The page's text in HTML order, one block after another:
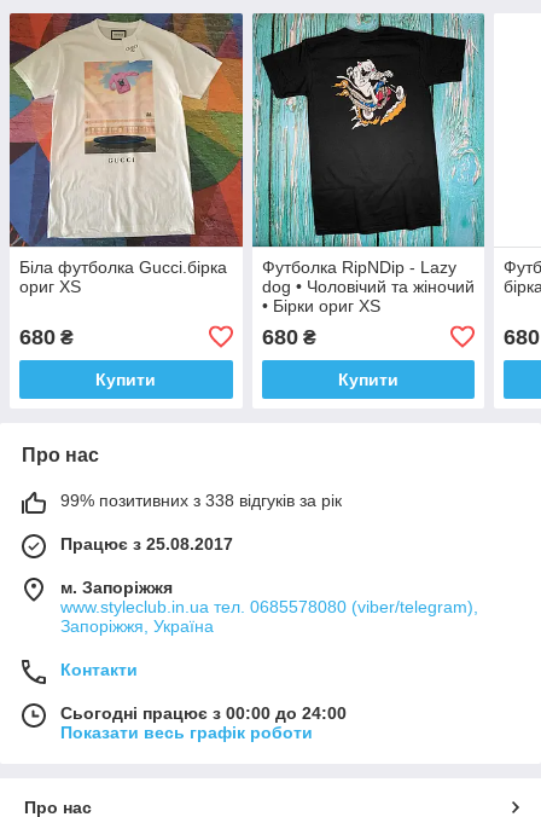
Біла футболка Gucci.бірка
ориг XS
680 ₴
Купити
Футболка RipNDip - Lazy
dog • Чоловічий та жіночий
• Бірки ориг XS
680₴
Купити
680
Про нас
99% позитивних з 338 відгуків за рік
Працює з 25.08.2017
м. Запоріжжя
www.styleclub.in.ua тел. 0685578080 (viber/telegram),
Запоріжжя, Україна
Контакти
Сьогодні працює з 00:00 до 24:00
Показати весь графік роботи
Про нас